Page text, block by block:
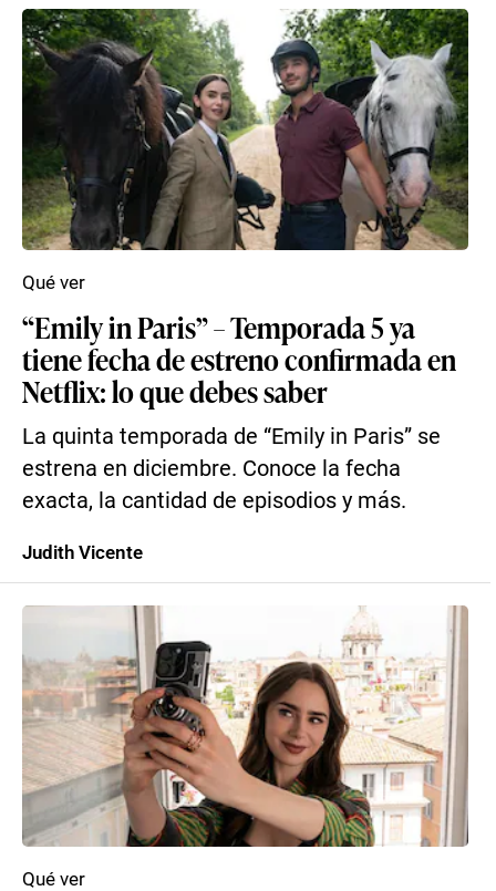
“Emily in Paris” – Temporada 5 ya
tiene fecha de estreno confirmada en
Netflix: lo que debes saber
La quinta temporada de “Emily in Paris” se
estrena en diciembre. Conoce la fecha
exacta, la cantidad de episodios y más.
Qué ver
Judith Vicente
Qué ver